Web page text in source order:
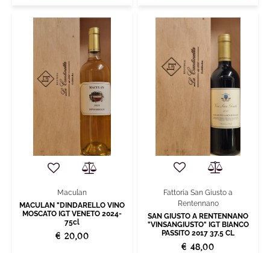
Maculan
MACULAN "DINDARELLO VINO
MOSCATO IGT VENETO 2024-
75cl
€ 20,00
Fattoria San Giusto a
Rentennano
SAN GIUSTO A RENTENNANO
"VINSANGIUSTO" IGT BIANCO
PASSITO 2017 37,5 CL
€ 48,00